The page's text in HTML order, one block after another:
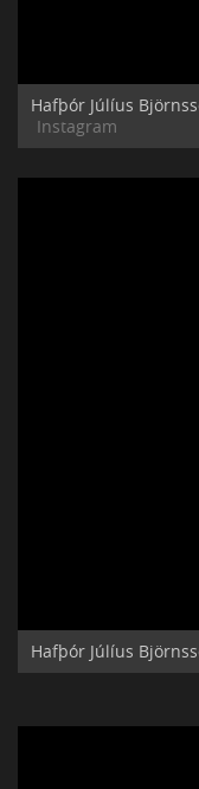
Hafþór Júlíus
Instagram
Hafþór Júlíus